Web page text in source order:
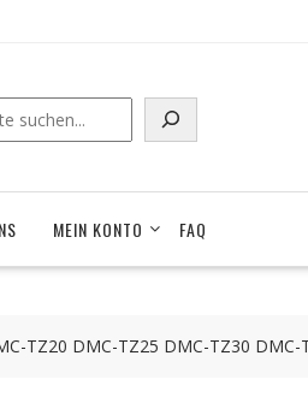
MEIN KONTO FAQ
TZ20 DMC-TZ25 DMC-TZ30 DMC-